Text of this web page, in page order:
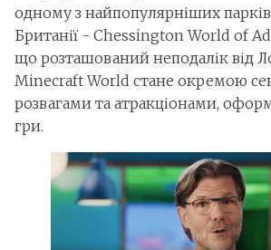
одному з найпопулярніших
Британії - Chessington World of
що розташований неподалік від
Minecraft World стане окремою
розвагами та атракціонами,
гри.